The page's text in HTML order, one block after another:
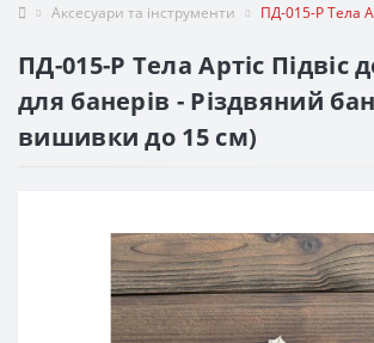
Аксесуари та інструменти ПД-015-Р Тела
ПД-015-Р Тела Артіс Підвіс
для банерів - Різдвяний
вишивки до 15 см)